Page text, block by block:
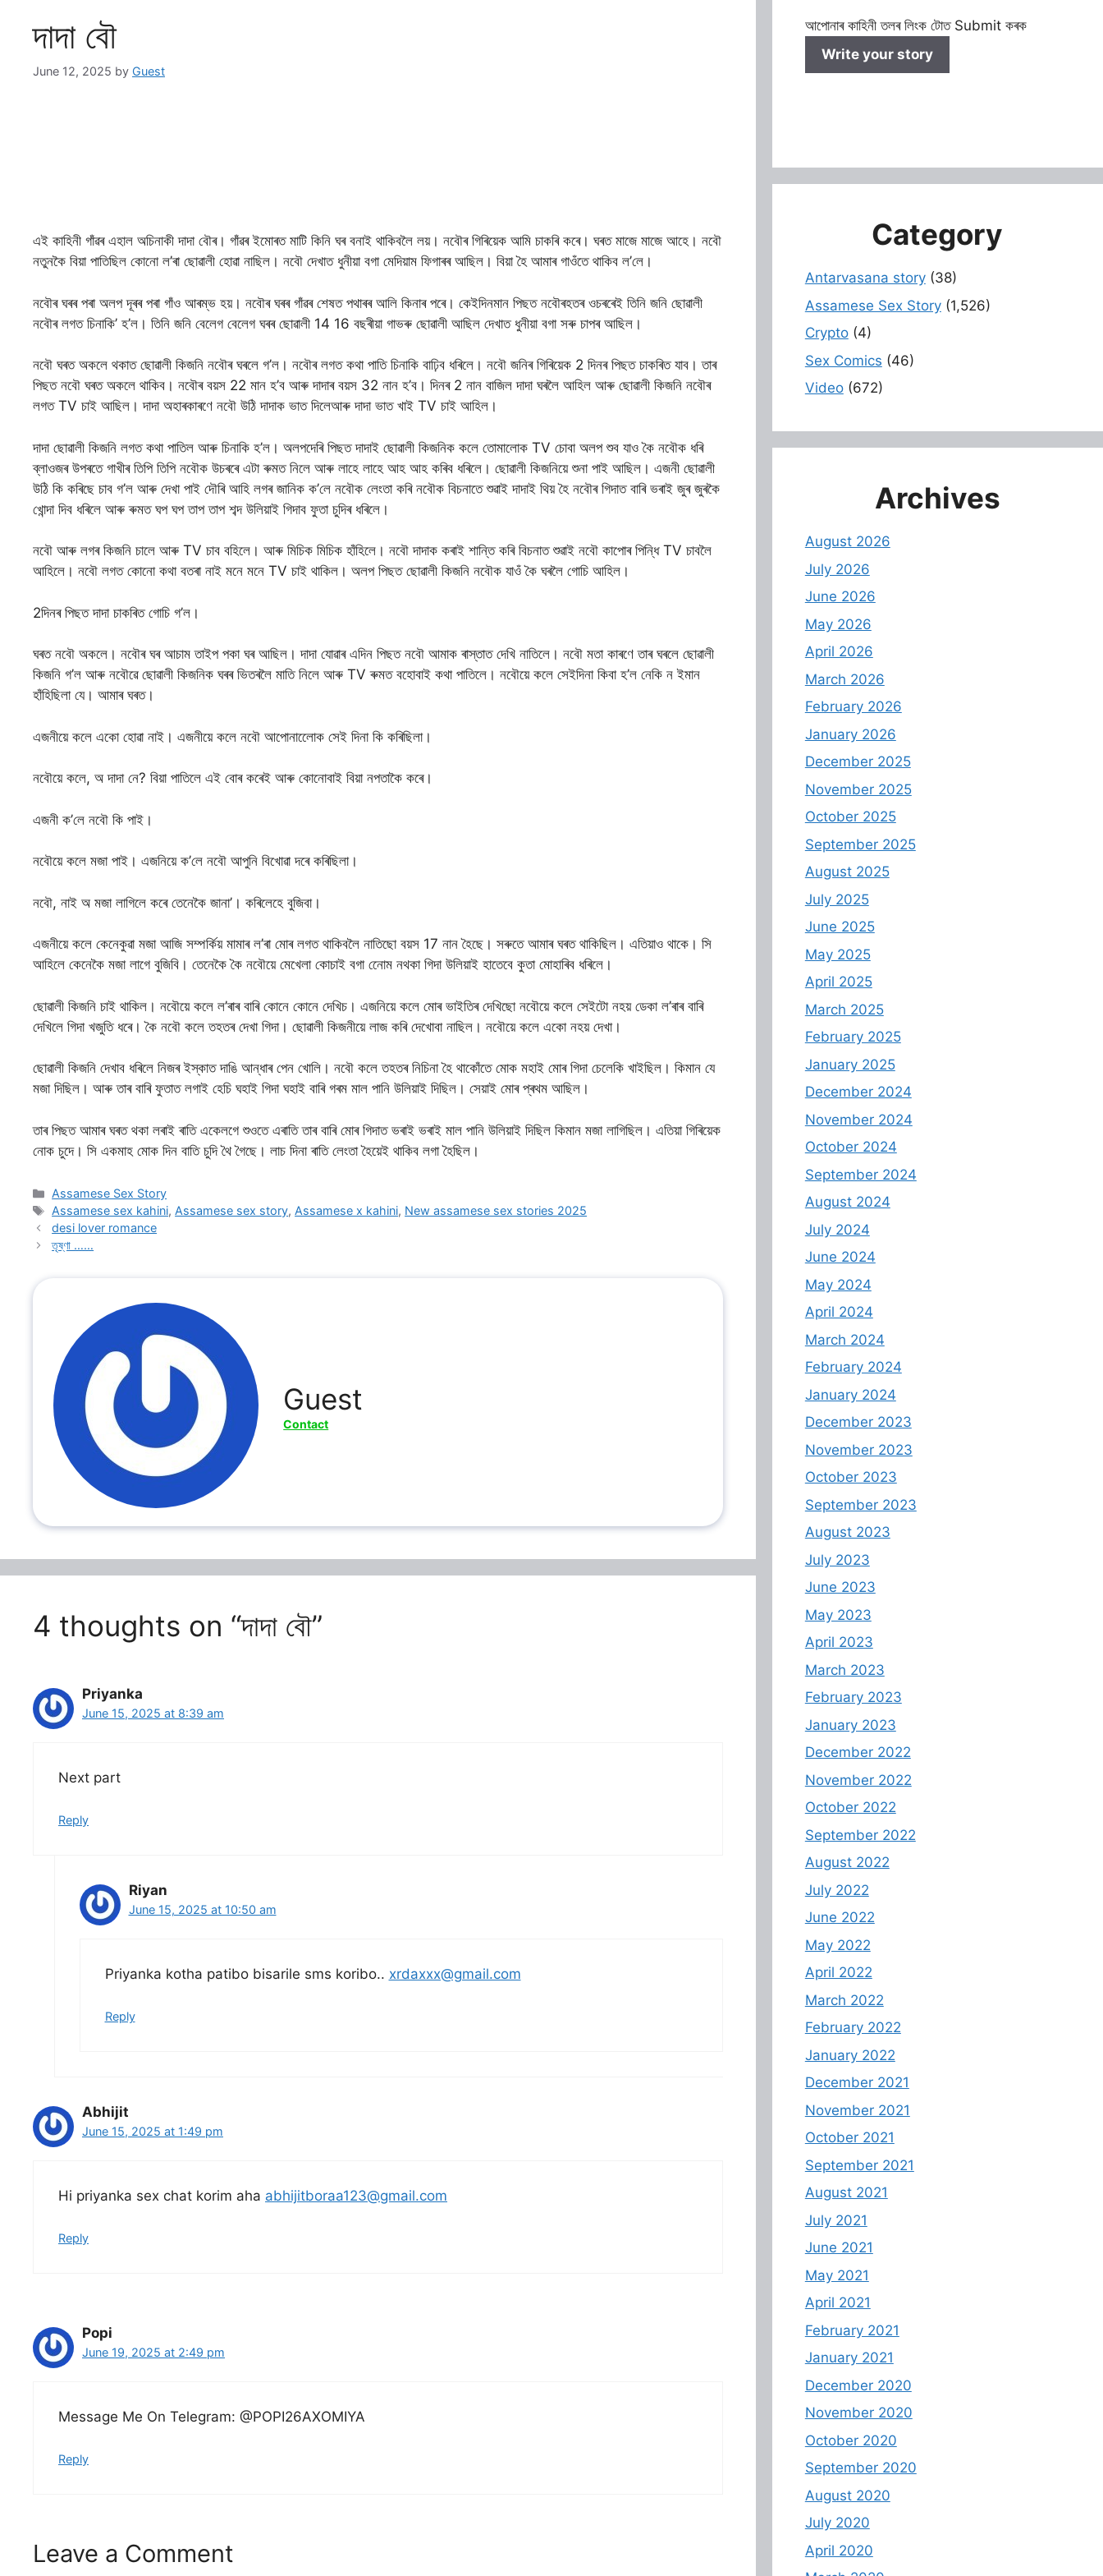
দাদা বৌ
June 12, 2025 by Guest
এই কাহিনী গাঁৱৰ এহাল অচিনাকী দাদা বৌৰ। গাঁৱৰ ইমোৰত মাটি কিনি ঘৰ বনাই থাকিবলৈ লয়। নবৌৰ গিৰিয়েক আমি চাকৰি কৰে। ঘৰত মাজে মাজে আহে। নবৌ
নতুনকৈ বিয়া পাতিছিল কোনো ল’ৰা ছোৱালী হোৱা নাছিল। নবৌ দেখাত ধুনীয়া বগা মেদিয়াম ফিগাৰৰ আছিল। বিয়া হৈ আমাৰ গাওঁতে থাকিব ল’লে।
নবৌৰ ঘৰৰ পৰা অলপ দূৰৰ পৰা গাঁও আৰম্ভ হয়। নবৌৰ ঘৰৰ গাঁৱৰ শেষত পথাৰৰ আলি কিনাৰ পৰে। কেইদিনমান পিছত নবৌৰহতৰ ওচৰৰেই তিনি জনি ছোৱালী
নবৌৰ লগত চিনাকি’ হ’ল। তিনি জনি বেলেগ বেলেগ ঘৰৰ ছোৱালী 14 16 বছৰীয়া গাভৰু ছোৱালী আছিল দেখাত ধুনীয়া বগা সৰু চাপৰ আছিল।
নবৌ ঘৰত অকলে থকাত ছোৱালী কিজনি নবৌৰ ঘৰলে গ’ল। নবৌৰ লগত কথা পাতি চিনাকি বাঢ়িব ধৰিলে। নবৌ জনিৰ গিৰিয়েক 2 দিনৰ পিছত চাকৰিত যাব। তাৰ
পিছত নবৌ ঘৰত অকলে থাকিব। নবৌৰ বয়স 22 মান হ’ব আৰু দাদাৰ বয়স 32 নান হ’ব। দিনৰ 2 নান বাজিল দাদা ঘৰলৈ আহিল আৰু ছোৱালী কিজনি নবৌৰ
লগত TV চাই আছিল। দাদা অহাৰকাৰণে নবৌ উঠি দাদাক ভাত দিলেআৰু দাদা ভাত খাই TV চাই আহিল।
দাদা ছোৱালী কিজনি লগত কথা পাতিল আৰু চিনাকি হ’ল। অলপদেৰি পিছত দাদাই ছোৱালী কিজনিক কলে তোমালোক TV চোবা অলপ শুব যাও কৈ নবৌক ধৰি
ব্লাওজৰ উপৰতে গাখীৰ তিপি তিপি নবৌক উচৰৰে এটা ৰুমত নিলে আৰু লাহে লাহে আহ আহ কৰিব ধৰিলে। ছোৱালী কিজনিয়ে শুনা পাই আছিল। এজনী ছোৱালী
উঠি কি কৰিছে চাব গ’ল আৰু দেখা পাই দৌৰি আহি লগৰ জানিক ক’লে নবৌক লেংতা কৰি নবৌক বিচনাতে শুৱাই দাদাই থিয় হৈ নবৌৰ গিদাত বাৰি ভৰাই জুৰ জুৰকৈ
খোন্দা দিব ধৰিলে আৰু ৰুমত ঘপ ঘপ তাপ তাপ শব্দ উলিয়াই গিদাব ফুতা চুদিৰ ধৰিলে।
নবৌ আৰু লগৰ কিজনি চালে আৰু TV চাব বহিলে। আৰু মিচিক মিচিক হাঁহিলে। নবৌ দাদাক কৰাই শান্তি কৰি বিচনাত শুৱাই নবৌ কাপোৰ পিন্ধি TV চাবলৈ
আহিলে। নবৌ লগত কোনো কথা বতৰা নাই মনে মনে TV চাই থাকিল। অলপ পিছত ছোৱালী কিজনি নবৌক যাওঁ কৈ ঘৰলৈ গোচি আহিল।
2দিনৰ পিছত দাদা চাকৰিত গোচি গ’ল।
ঘৰত নবৌ অকলে। নবৌৰ ঘৰ আচাম তাইপ পকা ঘৰ আছিল। দাদা যোৱাৰ এদিন পিছত নবৌ আমাক ৰাস্তাত দেখি নাতিলে। নবৌ মতা কাৰণে তাৰ ঘৰলে ছোৱালী
কিজনি গ’ল আৰু নবৌৱে ছোৱালী কিজনিক ঘৰৰ ভিতৰলৈ মাতি নিলে আৰু TV ৰুমত বহোবাই কথা পাতিলে। নবৌয়ে কলে সেইদিনা কিবা হ’ল নেকি ন ইমান
হাঁহিছিলা যে। আমাৰ ঘৰত।
এজনীয়ে কলে একো হোৱা নাই। এজনীয়ে কলে নবৌ আপোনালোেক সেই দিনা কি কৰিছিলা।
নবৌয়ে কলে, অ দাদা নে? বিয়া পাতিলে এই বোৰ কৰেই আৰু কোনোবাই বিয়া নপতাকৈ কৰে।
এজনী ক’লে নবৌ কি পাই।
নবৌয়ে কলে মজা পাই। এজনিয়ে ক’লে নবৌ আপুনি বিখোৱা দৰে কৰিছিলা।
নবৌ, নাই অ মজা লাগিলে কৰে তেনেকৈ জানা’। কৰিলেহে বুজিবা।
এজনীয়ে কলে কেনেকুৱা মজা আজি সম্পর্কিয় মামাৰ ল’ৰা মোৰ লগত থাকিবলৈ নাতিছো বয়স 17 নান হৈছে। সৰুতে আমাৰ ঘৰত থাকিছিল। এতিয়াও থাকে। সি
আহিলে কেনেকৈ মজা লাগে বুজিবি। তেনেকৈ কৈ নবৌয়ে মেখেলা কোচাই বগা নোেম নথকা গিদা উলিয়াই হাতেবে কুতা মোহাৰিব ধৰিলে।
ছোৱালী কিজনি চাই থাকিল। নবৌয়ে কলে ল’ৰাৰ বাৰি কোনে কোনে দেখিচ। এজনিয়ে কলে মোৰ ভাইতিৰ দেখিছো নবৌয়ে কলে সেইটো নহয় ডেকা ল’ৰাৰ বাৰি
দেখিলে গিদা খজুতি ধৰে। কৈ নবৌ কলে তহতৰ দেখা গিদা। ছোৱালী কিজনীয়ে লাজ কৰি দেখোবা নাছিল। নবৌয়ে কলে একো নহয় দেখা।
ছোৱালী কিজনি দেখাব ধৰিলে নিজৰ ইস্কাত দাঙি আন্ধাৰ পেন খোলি। নবৌ কলে তহতৰ নিচিনা হৈ থাকোঁতে মোক মহাই মোৰ গিদা চেলেকি খাইছিল। কিমান যে
মজা দিছিল। আৰু তাৰ বাৰি ফুতাত লগাই হেচি ঘহাই গিদা ঘহাই বাৰি গৰম মাল পানি উলিয়াই দিছিল। সেয়াই মোৰ প্ৰথম আছিল।
তাৰ পিছত আমাৰ ঘৰত থকা লৰাই ৰাতি একেলগে শুওতে এৰাতি তাৰ বাৰি মোৰ গিদাত ভৰাই ভৰাই মাল পানি উলিয়াই দিছিল কিমান মজা লাগিছিল। এতিয়া গিৰিয়েক
নোক চুদে। সি একমাহ মোক দিন বাতি চুদি থৈ গৈছে। লাচ দিনা ৰাতি লেংতা হৈয়েই থাকিব লগা হৈছিল।
Categories
Assamese Sex Story
Tags
Assamese sex kahini,Assamese sex story,Assamese x kahini, New assamese sex stories 2025
desi lover romance
তৃষ্ণা ……
Guest
Contact
4 thoughts on “দাদা বৌ”
Priyanka
June 15, 2025 at 8:39 am
Next part
Reply
Riyan
June 15, 2025 at 10:50 am
Priyanka kotha patibo bisarile sms koribo.. xrdaxxx@gmail.com
Reply
Abhijit
June 15, 2025 at 1:49 pm
Hi priyanka sex chat korim aha abhijitboraa123@gmail.com
Reply
Popi
June 19, 2025 at 2:49 pm
Message Me On Telegram: @POPI26AXOMIYA
Reply
Leave a Comment
আপোনাৰ কাহিনী তলৰ লিংক টোত Submit কৰক
Write your story
Category
Antarvasana story(38)
Assamese Sex Story(1,526)
Crypto(4)
Sex Comics (46)
Video(672)
Archives
August 2026
July 2026
June 2026
May 2026
April 2026
March 2026
February 2026
January 2026
December 2025
November 2025
October 2025
September 2025
August 2025
July 2025
June 2025
May 2025
April 2025
March 2025
February 2025
January 2025
December 2024
November 2024
October 2024
September 2024
August 2024
July 2024
June 2024
May 2024
April 2024
March 2024
February 2024
January 2024
December 2023
November 2023
October 2023
September 2023
August 2023
July 2023
June 2023
May 2023
April 2023
March 2023
February 2023
January 2023
December 2022
November 2022
October 2022
September 2022
August 2022
July 2022
June 2022
May 2022
April 2022
March 2022
February 2022
January 2022
December 2021
November 2021
October 2021
September 2021
August 2021
July 2021
June 2021
May 2021
April 2021
February 2021
January 2021
December 2020
November 2020
October 2020
September 2020
August 2020
July 2020
April 2020